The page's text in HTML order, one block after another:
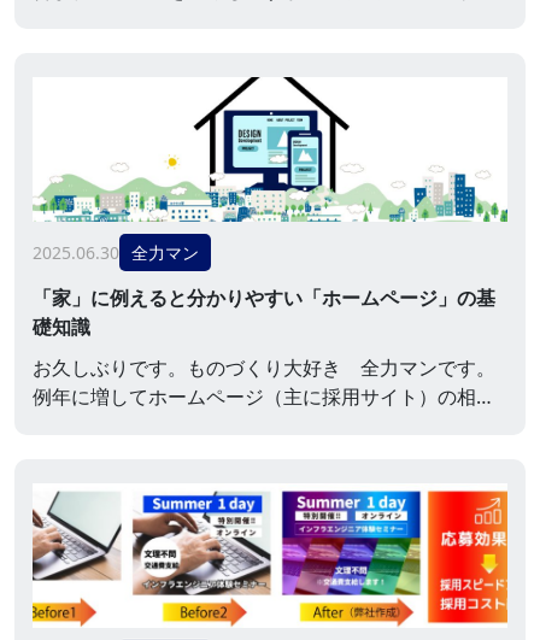
ジの需要が高まる昨今、一般的なホームページ制作で
は、数十万円・数ヶ月規模の単位で費用や時間もかか
ってしまいますが、Airワークのホームページ作成機能
を活用すれば、「低価格」かつ「公開スピードを重...
2025.06.30 全力マン
「家」に例えると分かりやすい「ホームページ」の基
礎知識
お久しぶりです。ものづくり大好き 全力マンです。
例年に増してホームページ（主に採用サイト）の相談
可能ですし、「100万円」にも「数百万円」にもなる
からです。 以前、「10万円くらいでも可能ですよ」と
伝え、ヒアリングをしてみると「あ…、そ、それは100
万...